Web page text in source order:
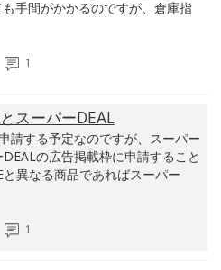
手間がかかるのですが、倉庫指
1
スーパーDEAL
請する予定なのですが、スーパー
の広告掲載枠に申請すること
異なる商品であればスーパー
1